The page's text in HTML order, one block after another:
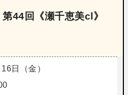
44回《瀬千恵美cl》
日（金）